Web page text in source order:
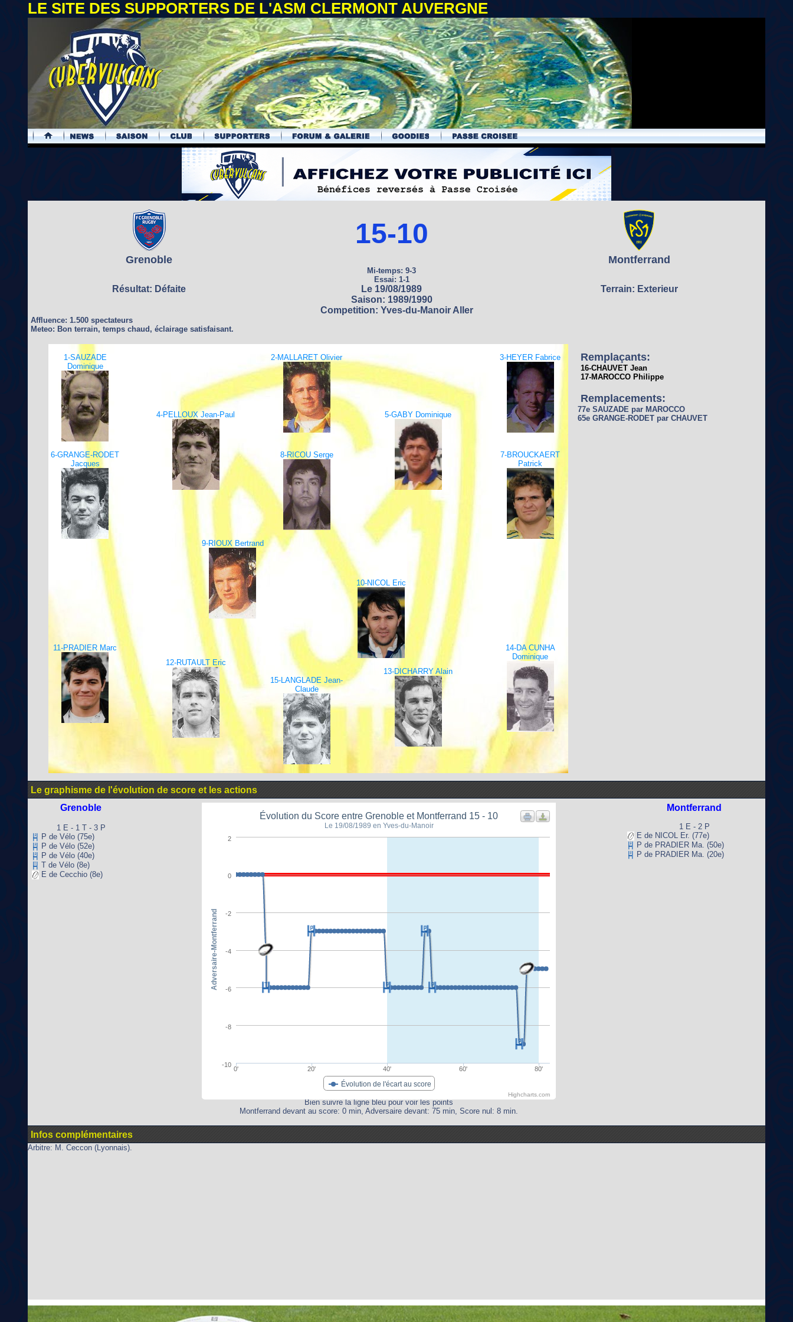
LE SITE DES SUPPORTERS DE L'ASM CLERMONT AUVERGNE
.
Grenoble
15-10
Montferrand
Mi-temps: 9-3
Essai: 1-1
Résultat: Défaite Le 19/08/1989
Terrain: Exterieur
Saison: 1989/1990
Competition: Yves-du-Manoir Aller
Affluence: 1.500 spectateurs
Meteo: Bon terrain, temps chaud, éclairage satisfaisant.
1-SAUZADE
Dominique
2-MALLARET Olivier 3-HEYER Fabrice
4-PELLOUX Jean-Paul 5-GABY Dominique
6-GRANGE-RODET
Jacques
8-RICOU Serge
7-BROUCKAERT
Patrick
9-RIOUX Bertrand
10-NICOL Eric
11-PRADIER Marc
14-DA CUNHA
Dominique
12-RUTAULT Eric
13-DICHARRY Alain
15-LANGLADE Jean-
Claude
Remplaçants:
16-CHAUVET Jean
17-MAROCCO Philippe
Remplacements:
77e SAUZADE par MAROCCO
65e GRANGE-RODET par CHAUVET
Le graphisme de l'évolution de score et les actions
Grenoble
1 E - 1 T - 3 P
P de Vélo (75e)
P de Vélo (52e)
P de Vélo (40e)
T de Vélo (8e)
E de Cecchio (8e)
Évolution du Score entre Grenoble et Montferrand 15 - 10
Le 19/08/1989 en Yves-du-Manoir
Évolution de l'écart au score
0' 20' 40' 60' 80'
-10
-8
-6
-4
-2
0
2
Adversaire-Montferrand
Highcharts.com
Bien suivre la ligne bleu pour voir les points
Montferrand devant au score: 0 min, Adversaire devant: 75 min, Score nul: 8 min.
Montferrand
1 E - 2 P
E de NICOL Er. (77e)
P de PRADIER Ma. (50e)
P de PRADIER Ma. (20e)
Infos complémentaires
Arbitre: M. Ceccon (Lyonnais).